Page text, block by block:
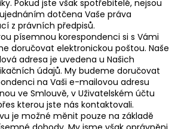
Pokud jste však spotřebitelé, nejsou
dotčena Vaše práva
z právních předpisů.
písemnou korespondenci si s Vámi
doručovat elektronickou poštou. Naše
adresa je uvedena u Našich
údajů. My budeme doručovat
na Vaši e-mailovou adresu
ve Smlouvě, v Uživatelském účtu
kterou jste nás kontaktovali.
je možné měnit pouze na základě